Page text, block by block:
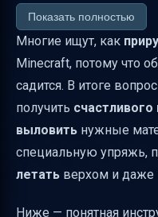
специальная
Как найти
(где брать
Как оживить и
взрослого
Как
упряжи
Как управлять
Можно ли
Показать полностью
Многие ищут, как
Minecraft, потому что
садится. В итоге
получить счастливого
выловить нужные
специальную упряжь,
летать верхом и даже
Ниже — понятная